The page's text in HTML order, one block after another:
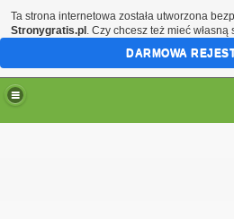
Ta strona internetowa została utworzona
Stronygratis.pl . Czy chcesz też mieć własną
DARMOWA